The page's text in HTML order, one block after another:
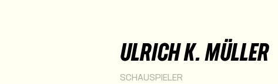
ULRICH K. MÜLLER
SCHAUSPIELER